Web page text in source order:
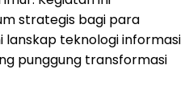
strategis bagi para
teknologi informasi
punggung transformasi